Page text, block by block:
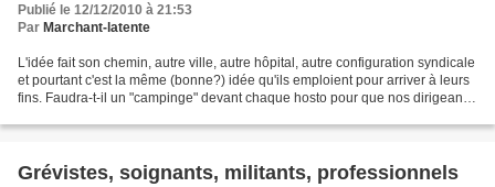
Publié le 12/12/2010 à 21:53
Par Marchant-latente
L'idée fait son chemin, autre ville, autre hôpital, autre configuration syndicale
et pourtant c'est la même (bonne?) idée qu'ils emploient pour arriver à leurs
fins. Faudra-t-il un "campinge" devant chaque hosto pour que nos dirigeants
Grévistes, soignants, militants, professionnels